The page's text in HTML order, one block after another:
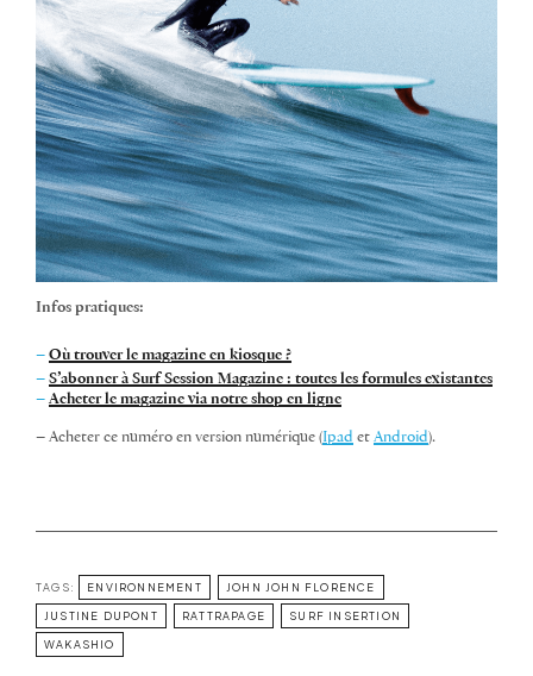
Infos pratiques:
– Où trouver le magazine en kiosque ?
– S’abonner à Surf Session Magazine : toutes les formules existantes
– Acheter le magazine via notre shop en ligne
– Acheter ce numéro en version numérique (Ipad et Android ).
TAGS: ENVIRONNEMENT JOHN JOHN FLORENCE
JUSTINE DUPONT RATTRAPAGE SURF INSERTION
WAKASHIO